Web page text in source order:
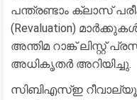
പന്ത്രണ്ടാം ക്ലാസ്
(Revaluation)
അന്തിമ റാങ്ക് ലിസ്റ്റ്
അധികൃതർ അറിയിച്ചു.
​സിബിഎസ്ഇ